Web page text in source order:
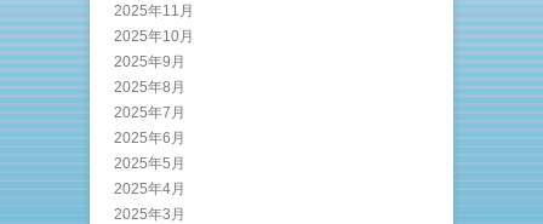
2025年11月
2025年10月
2025年9月
2025年8月
2025年7月
2025年6月
2025年5月
2025年4月
2025年3月